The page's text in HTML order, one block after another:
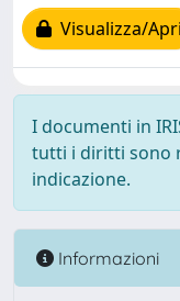
Visualizza/Apri
I documenti in
tutti i diritti sono
indicazione.
Informazioni